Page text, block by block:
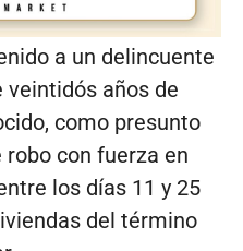
a un delincuente
veintidós años de
como presunto
con fuerza en
los días 11 y 25
del término